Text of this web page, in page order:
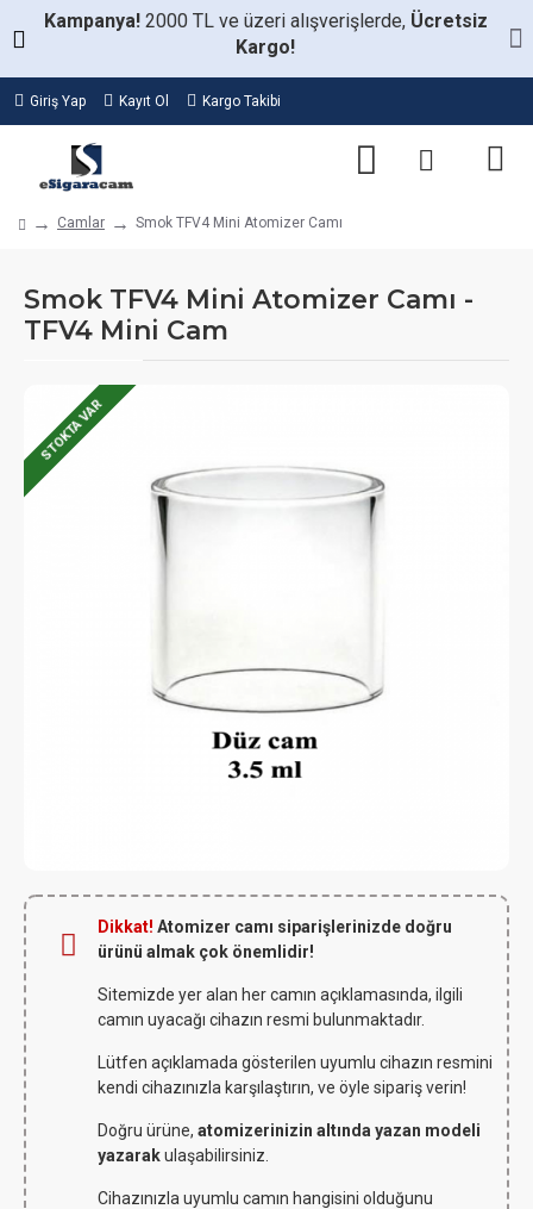
Kampanya! 2000 TL ve üzeri alışverişlerde, Ücretsiz
Kargo!
Giriş Yap Kayıt Ol Kargo Takibi
Camlar Smok TFV4 Mini Atomizer Camı
Smok TFV4 Mini Atomizer Camı -
TFV4 Mini Cam
STOKTA VAR
Dikkat! Atomizer camı siparişlerinizde doğru
ürünü almak çok önemlidir!
Sitemizde yer alan her camın açıklamasında, ilgili
camın uyacağı cihazın resmi bulunmaktadır.
Lütfen açıklamada gösterilen uyumlu cihazın resmini
kendi cihazınızla karşılaştırın, ve öyle sipariş verin!
Doğru ürüne, atomizerinizin altında yazan modeli
yazarakulaşabilirsiniz.
Cihazınızla uyumlu camın hangisini olduğunu